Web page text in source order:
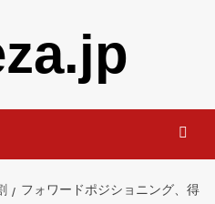
フォワードポジショニング、得